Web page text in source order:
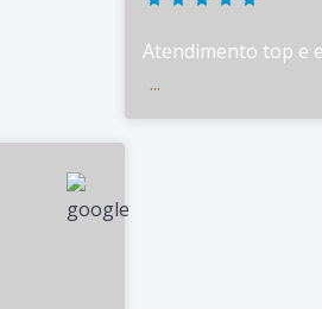
Atendimento top e
...